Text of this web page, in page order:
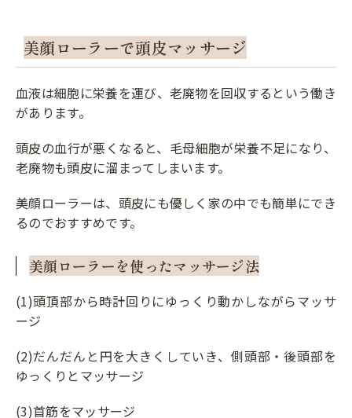
美顔ローラーで頭皮マッサージ
血液は細胞に栄養を運び、老廃物を回収するという働き
があります。
頭皮の血行が悪くなると、毛母細胞が栄養不足になり、
老廃物も頭皮に溜まってしまいます。
美顔ローラーは、頭皮にも優しく家の中でも簡単にでき
るのでおすすめです。
美顔ローラーを使ったマッサージ法
(1)頭頂部から時計回りにゆっくり動かしながらマッサ
ージ
(2)だんだんと円を大きくしていき、側頭部・後頭部を
ゆっくりとマッサージ
(3)首筋をマッサージ